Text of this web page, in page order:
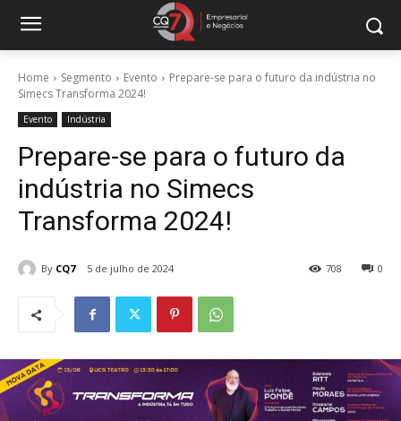
Home Segmento Evento
Prepare-se para o futuro da indústria no
Simecs Transforma 2024!
Evento Indústria
Prepare-se para o futuro da
indústria no Simecs
Transforma 2024!
By CQ7 5 de julho de 2024 0
708